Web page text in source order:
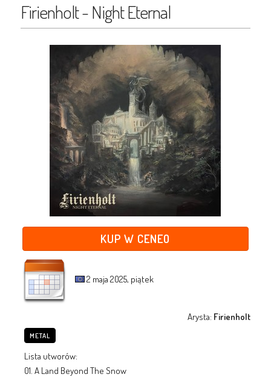
Firienholt - Night Eternal
KUP W CENEO
2 maja 2025, piątek
Arysta: Firienholt
METAL
Lista utworów:
01. A Land Beyond The Snow